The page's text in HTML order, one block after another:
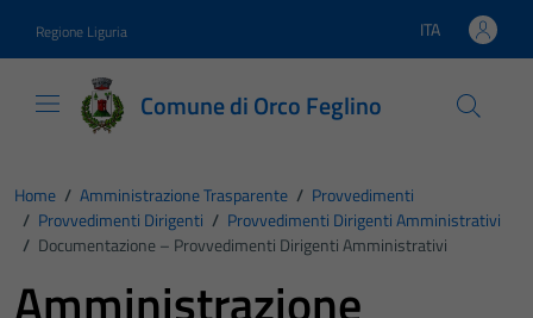
Regione Liguria Lingua attiva:
ITA
Comune di Orco Feglino
Home / Amministrazione Trasparente / Provvedimenti
/ Provvedimenti Dirigenti / Provvedimenti Dirigenti Amministrativi
/ Documentazione – Provvedimenti Dirigenti Amministrativi